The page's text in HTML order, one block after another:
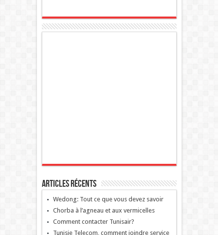
Articles récents
Wedong: Tout ce que vous devez savoir
Chorba à l’agneau et aux vermicelles
Comment contacter Tunisair?
Tunisie Telecom, comment joindre service